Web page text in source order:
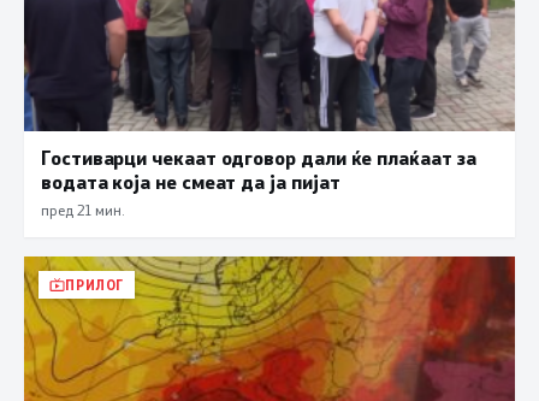
Гостиварци чекаат одговор дали ќе плаќаат за
водата која не смеат да ја пијат
пред 21 мин.
ПРИЛОГ